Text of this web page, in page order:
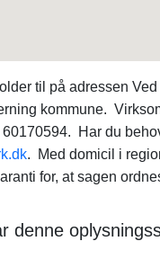
til på adressen
kommune.
Har du
. Med domicil i
for, at sagen
denne